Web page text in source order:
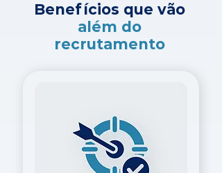
Benefícios que vão
além do
recrutamento